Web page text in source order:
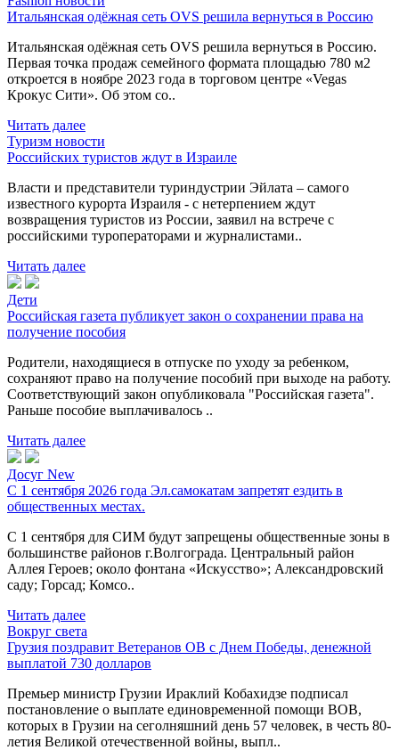
Итальянская одёжная сеть OVS решила вернуться в Россию
Итальянская одёжная сеть OVS решила вернуться в Россию.
Первая точка продаж семейного формата площадью 780 м2
откроется в ноябре 2023 года в торговом центре «Vegas
Крокус Сити». Об этом со..
Читать далее
Туризм новости
Российских туристов ждут в Израиле
Власти и представители туриндустрии Эйлата – самого
известного курорта Израиля - с нетерпением ждут
возвращения туристов из России, заявил на встрече с
российскими туроператорами и журналистами..
Читать далее
Дети
Российская газета публикует закон о сохранении права на
получение пособия
Родители, находящиеся в отпуске по уходу за ребенком,
сохраняют право на получение пособий при выходе на работу.
Соответствующий закон опубликовала "Российская газета".
Раньше пособие выплачивалось ..
Читать далее
Досуг New
С 1 сентября 2026 года Эл.самокатам запретят ездить в
общественных местах.
С 1 сентября для СИМ будут запрещены общественные зоны в
большинстве районов г.Волгограда. Центральный район
Аллея Героев; около фонтана «Искусство»; Александровский
саду; Горсад; Комсо..
Читать далее
Вокруг света
Грузия поздравит Ветеранов ОВ с Днем Победы, денежной
выплатой 730 долларов
Премьер министр Грузии Ираклий Кобахидзе подписал
постановление о выплате единовременной помощи ВОВ,
которых в Грузии на сеголняшний день 57 человек, в честь 80-
летия Великой отечественной войны, выпл..